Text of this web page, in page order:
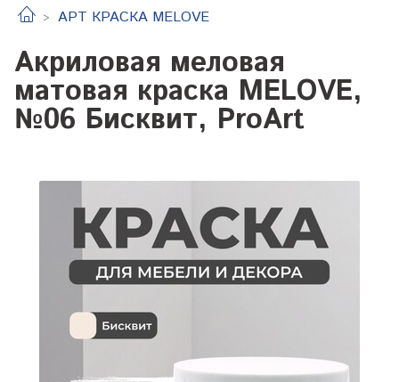
АРТ КРАСКА MELOVE
Акриловая меловая
матовая краска MELOVE,
№06 Бисквит, ProArt